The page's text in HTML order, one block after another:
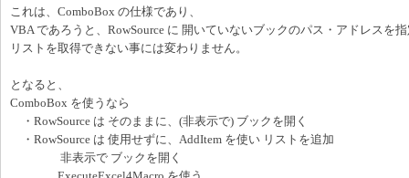
これは、ComboBox の仕様であり、
VBA であろうと、RowSource に 開いていないブックのパス・アドレスを
リストを取得できない事には変わりません。
となると、
ComboBox を使うなら
・RowSource は そのままに、(非表示で) ブックを開く
・RowSource は 使用せずに、AddItem を使い リストを追加
非表示で ブックを開く
ExecuteExcel4Macro を使う